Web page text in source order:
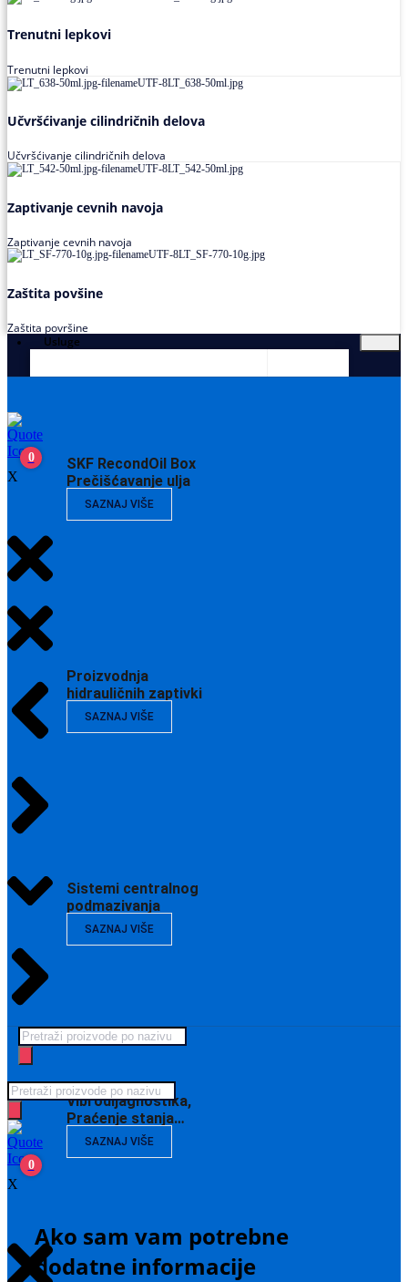
Trenutni lepkovi
Trenutni lepkovi
Učvršćivanje cilindričnih delova
Učvršćivanje cilindričnih delova
Zaptivanje cevnih navoja
Zaptivanje cevnih navoja
Zaštita povšine
Zaštita površine
Usluge
SKF RecondOil Box
Prečišćavanje ulja
SAZNAJ VIŠE
Proizvodnja
hidrauličnih zaptivki
SAZNAJ VIŠE
Sistemi centralnog
podmazivanja
SAZNAJ VIŠE
Vibrodijagnostika,
Praćenje stanja…
SAZNAJ VIŠE
Ako sam vam potrebne
dodatne informacije
0
X
Products
search
Products
search
0
X